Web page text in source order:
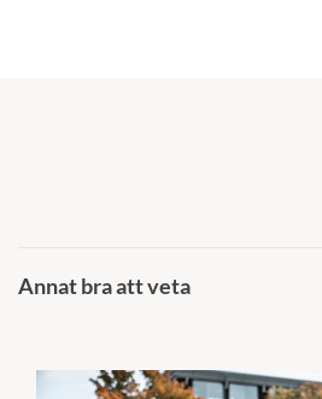
Annat bra att veta